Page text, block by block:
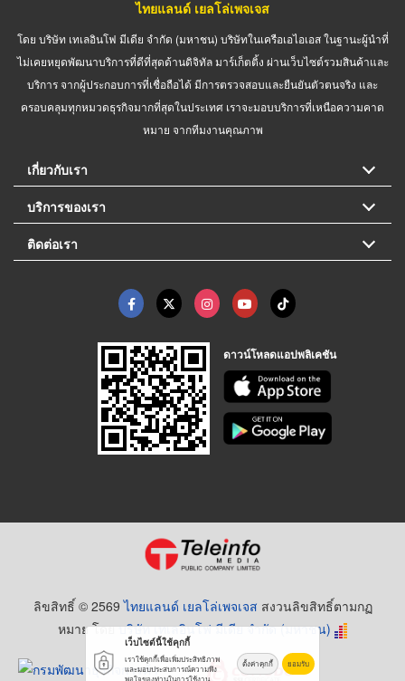
ไทยแลนด์ เยลโล่เพจเจส
โดย บริษัท เทเลอินโฟ มีเดีย จำกัด (มหาชน) บริษัทในเครือเอไอเอส ในฐานะผู้นำที่
ไม่เคยหยุดพัฒนาบริการที่ดีที่สุดด้านดิจิทัล มาร์เก็ตติ้ง ผ่านเว็บไซต์รวมสินค้าและ
บริการ จากผู้ประกอบการที่เชื่อถือได้ มีการตรวจสอบและยืนยันตัวตนจริง และ
ครอบคลุมทุกหมวดธุรกิจมากที่สุดในประเทศ เราจะมอบบริการที่เหนือความคาด
หมาย จากทีมงานคุณภาพ
เกี่ยวกับเรา
บริการของเรา
ติดต่อเรา
ดาวน์โหลดแอปพลิเคชัน
ลิขสิทธิ์ © 2569ไทยแลนด์ เยลโล่เพจเจส สงวนลิขสิทธิ์ตามกฏ
หมาย โดยบริษัท เทเลอินโฟ มีเดีย จำกัด (มหาชน)
เว็บไซต์นี้ใช้คุกกี้
เราใช้คุกกี้เพื่อเพิ่มประสิทธิภาพ
และมอบประสบการณ์ความพึง
พอใจของท่านในการใช้งาน
ตั้งค่าคุกกี้ ยอมรับ